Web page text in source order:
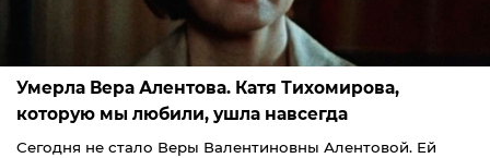
Умерла Вера Алентова. Катя Тихомирова,
которую мы любили, ушла навсегда
Сегодня не стало Веры Валентиновны Алентовой. Ей